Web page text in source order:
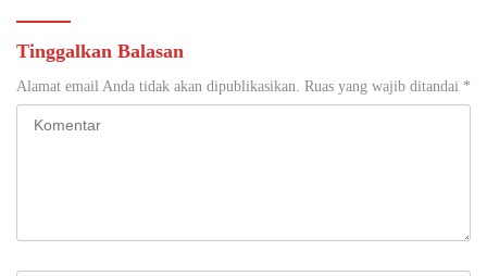
Tinggalkan Balasan
Alamat email Anda tidak akan dipublikasikan. Ruas yang wajib ditandai *